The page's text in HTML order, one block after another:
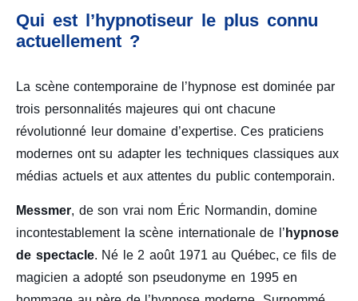
Qui est l’hypnotiseur le plus connu
actuellement ?
La scène contemporaine de l’hypnose est dominée par
trois personnalités majeures qui ont chacune
révolutionné leur domaine d’expertise. Ces praticiens
modernes ont su adapter les techniques classiques aux
médias actuels et aux attentes du public contemporain.
Messmer, de son vrai nom Éric Normandin, domine
incontestablement la scène internationale de l’ hypnose
de spectacle. Né le 2 août 1971 au Québec, ce fils de
magicien a adopté son pseudonyme en 1995 en